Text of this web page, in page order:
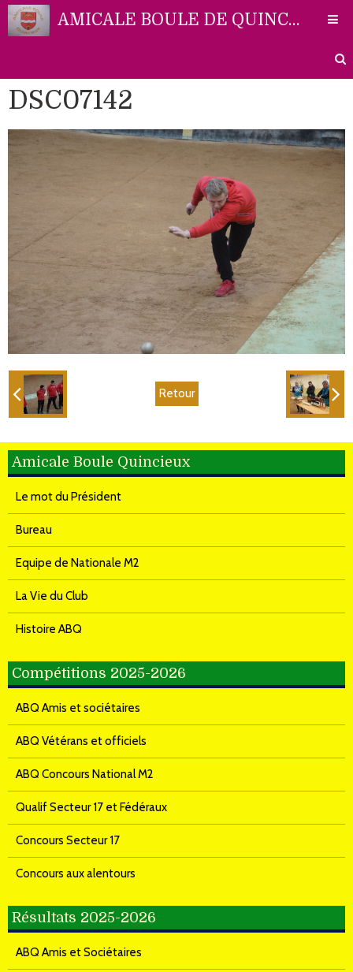
AMICALE BOULE DE QUINCIEUX
Accueil
Liens
Partenaires
Contact
DSC07142
Retour
Amicale Boule Quincieux
Le mot du Président
Bureau
Equipe de Nationale M2
La Vie du Club
Histoire ABQ
Compétitions 2025-2026
ABQ Amis et sociétaires
ABQ Vétérans et officiels
ABQ Concours National M2
Qualif Secteur 17 et Fédéraux
Concours Secteur 17
Concours aux alentours
Résultats 2025-2026
ABQ Amis et Sociétaires